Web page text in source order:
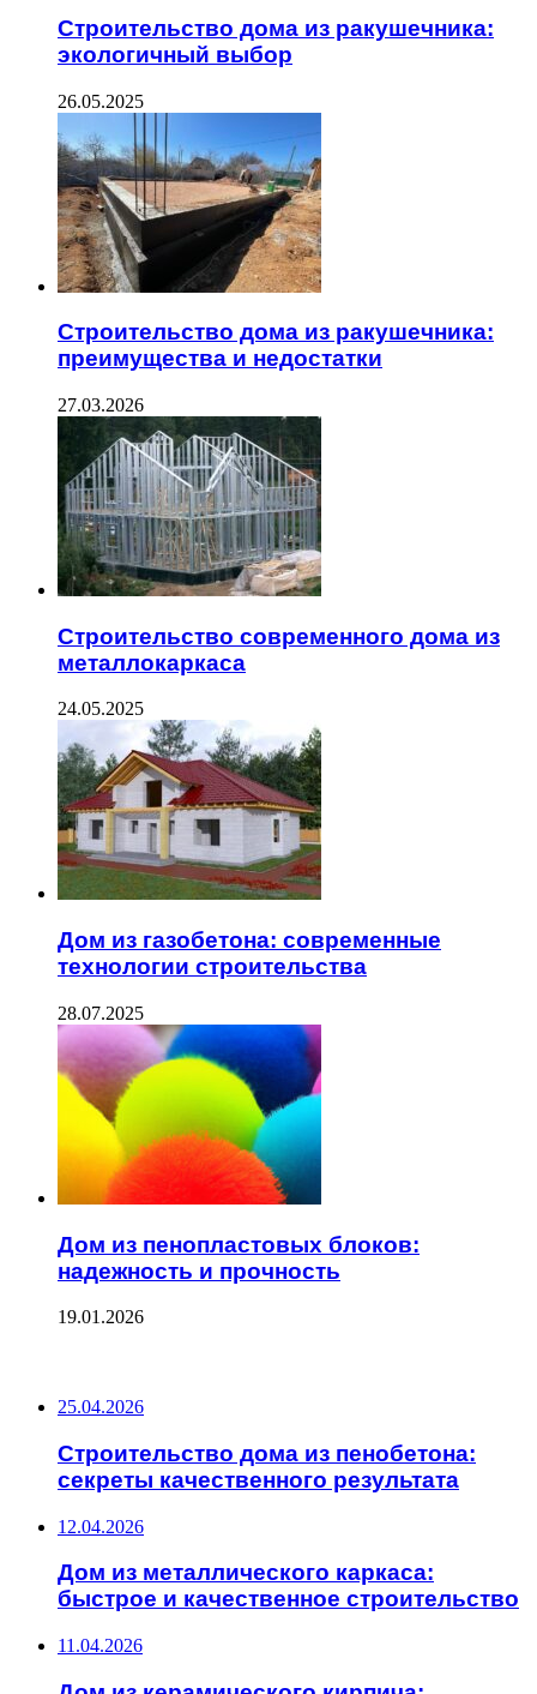
Строительство дома из ракушечника:
экологичный выбор
26.05.2025
Строительство дома из ракушечника:
преимущества и недостатки
27.03.2026
Строительство современного дома из
металлокаркаса
24.05.2025
Дом из газобетона: современные
технологии строительства
28.07.2025
Дом из пенопластовых блоков:
надежность и прочность
19.01.2026
25.04.2026
Строительство дома из пенобетона:
секреты качественного результата
12.04.2026
Дом из металлического каркаса:
быстрое и качественное строительство
11.04.2026